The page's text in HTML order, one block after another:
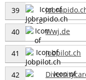
39
40 Wwj.de
41 Jobpilot.ch
42